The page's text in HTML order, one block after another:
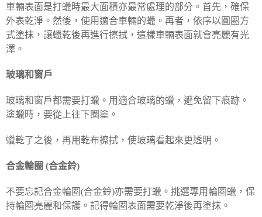
車輛表面是打蠟時最大面積亦最常處理的部分。首先，確保
外表乾淨。然後，使用適合車輛的蠟。再者，依序以圓圈方
式塗抹，讓蠟乾後再進行擦拭，這樣車輛表面就會亮麗有光
澤。
玻璃和窗戶
玻璃和窗戶都需要打蠟。用適合玻璃的蠟，避免留下痕跡。
塗蠟時，要從上往下圈塗。
蠟乾了之後，再用乾布擦拭，使玻璃看起來更透明。
合金輪圈 (合金鈴)
不要忘記合金輪圈(合金鈴)亦需要打蠟。挑選專用輪圈蠟，保
持輪圈亮麗和保護。記得輪圈表面需要乾淨後再塗抹。